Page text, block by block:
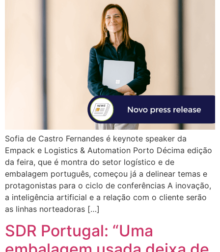
Sofia de Castro Fernandes é keynote speaker da
Empack e Logistics & Automation Porto Décima edição
da feira, que é montra do setor logístico e de
embalagem português, começou já a delinear temas e
protagonistas para o ciclo de conferências A inovação,
a inteligência artificial e a relação com o cliente serão
as linhas norteadoras […]
SDR Portugal: “Uma